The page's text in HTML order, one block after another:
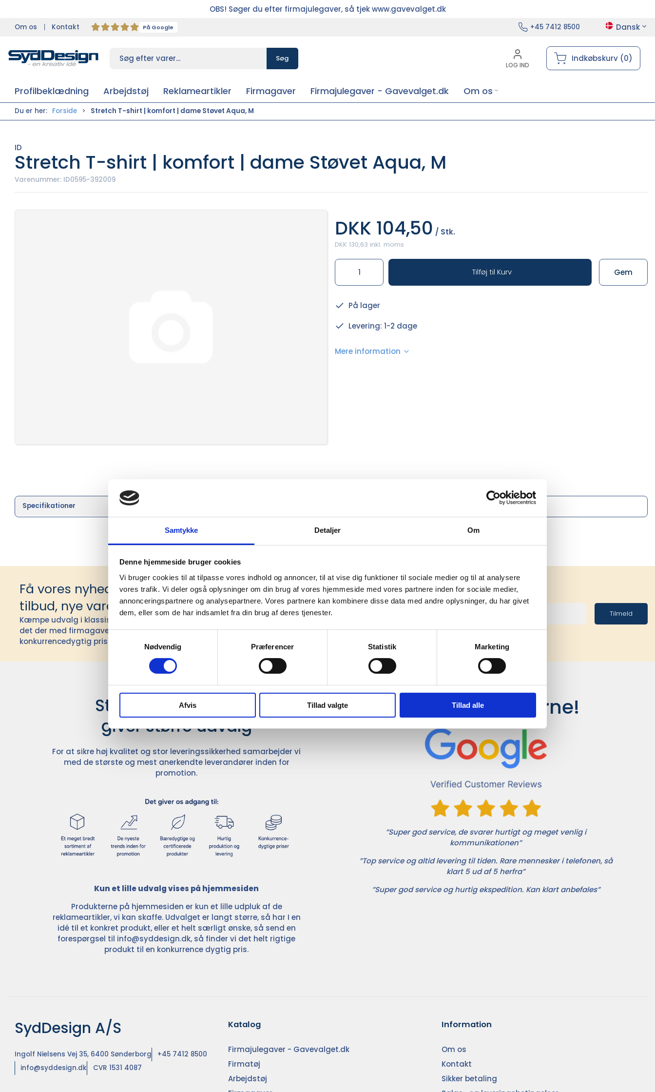
Samtykke Detaljer Om
Denne hjemmeside bruger cookies
Vi bruger cookies til at tilpasse vores indhold og annoncer, til at vise dig funktioner til sociale medier og til at analysere
vores trafik. Vi deler også oplysninger om din brug af vores hjemmeside med vores partnere inden for sociale medier,
annonceringspartnere og analysepartnere. Vores partnere kan kombinere disse data med andre oplysninger, du har givet
dem, eller som de har indsamlet fra din brug af deres tjenester.
Samtykkevalg
Nødvendig
Præferencer Statistik Marketing
Afvis Tillad valgte Tillad alle
OBS! Søger du efter firmajulegaver, så tjek www.gavevalget.dk
Om os Kontakt På Google +45 7412 8500 Dansk
Søg
LOG IND
Indkøbskurv (0)
Profilbeklædning Arbejdstøj Reklameartikler Firmagaver Firmajulegaver - Gavevalget.dk Om os
Du er her: Forside Stretch T-shirt | komfort | dame Støvet Aqua, M
ID
Stretch T-shirt | komfort | dame Støvet Aqua, M
Varenummer: ID0595-392009
DKK 104,50 / Stk.
DKK 130,63 inkl. moms
Tilføj til Kurv Gem
På lager
Levering: 1-2 dage
Mere information
Specifikationer
Få vores nyhedsbrev med information om
tilbud, nye varer og andet godt
Kæmpe udvalg i klassiske og nyskabende gaveidéer til din virksomhed. Vi kan
det der med firmagaver, og har ydet god personlig service til en
konkurrencedygtig pris siden 1991.
Tilmeld
Stærke leverandører
giver større udvalg
For at sikre høj kvalitet og stor leveringssikkerhed samarbejder vi
med de største og mest anerkendte leverandører inden for
promotion.
Kun et lille udvalg vises på hjemmesiden
Produkterne på hjemmesiden er kun et lille udpluk af de
reklameartikler, vi kan skaffe. Udvalget er langt større, så har I en
idé til et konkret produkt, eller et helt særligt ønske, så send en
forespørgsel til info@syddesign.dk, så finder vi det helt rigtige
produkt til en konkurrence dygtig pris.
Det siger kunderne!
”Super god service, de svarer hurtigt og meget venlig i
kommunikationen”
”Top service og altid levering til tiden. Rare mennesker i telefonen, så
klart 5 ud af 5 herfra”
”Super god service og hurtig ekspedition. Kan klart anbefales”
SydDesign A/S
Ingolf Nielsens Vej 35, 6400 Sønderborg
+45 7412 8500
info@syddesign.dk
CVR 1531 4087
Katalog
Firmajulegaver - Gavevalget.dk
Firmatøj
Arbejdstøj
Information
Om os
Kontakt
Sikker betaling